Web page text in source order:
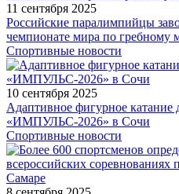
11 сентября 2025
Российские паралимпийцы
чемпионате мира по гребному
Спортивные новости
10 сентября 2025
Адаптивное фигурное катание
«ИМПУЛЬС-2026» в Сочи
Спортивные новости